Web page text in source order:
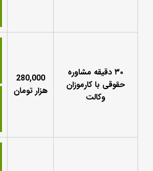
۳۰ دقیقه مشاوره
حقوقی با کارموزان
وکالت
280,000
هزار تومان